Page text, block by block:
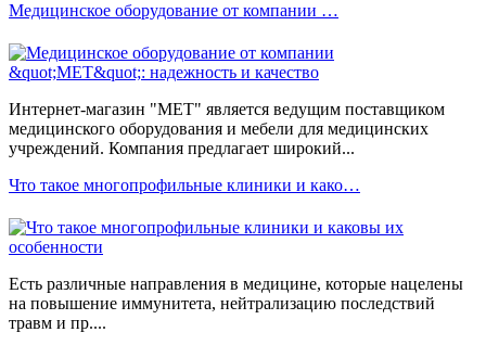
Медицинское оборудование от компании …
Интернет-магазин "МЕТ" является ведущим поставщиком
медицинского оборудования и мебели для медицинских
учреждений. Компания предлагает широкий...
Что такое многопрофильные клиники и како…
Есть различные направления в медицине, которые нацелены
на повышение иммунитета, нейтрализацию последствий
травм и пр....